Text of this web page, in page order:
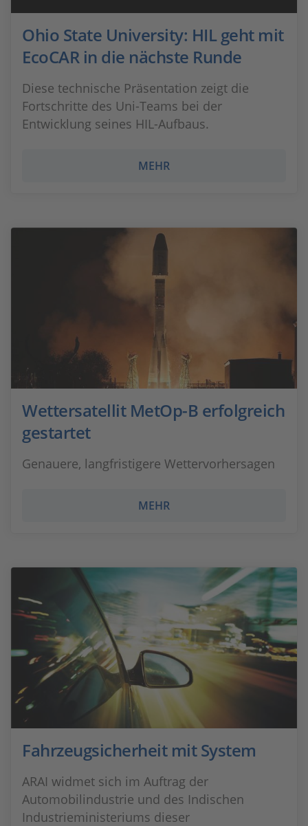
Ohio State University: HIL geht mit
EcoCAR in die nächste Runde
Diese technische Präsentation zeigt die
Fortschritte des Uni-Teams bei der
Entwicklung seines HIL-Aufbaus.
MEHR
Wettersatellit MetOp-B erfolgreich
gestartet
Genauere, langfristigere Wettervorhersagen
MEHR
Fahrzeugsicherheit mit System
ARAI widmet sich im Auftrag der
Automobilindustrie und des Indischen
Industrieministeriums dieser